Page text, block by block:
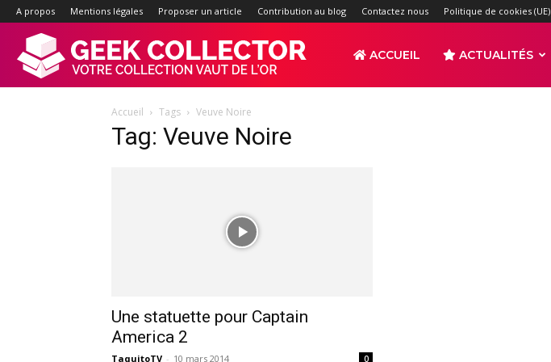
A propos Mentions légales Proposer un article Contribution au blog Contactez nous Politique de cookies (UE)
ACCUEIL ACTUALITÉS
Accueil Tags Veuve Noire
Tag: Veuve Noire
Une statuette pour Captain
America 2
TaquitoTV - 10 mars 2014 0